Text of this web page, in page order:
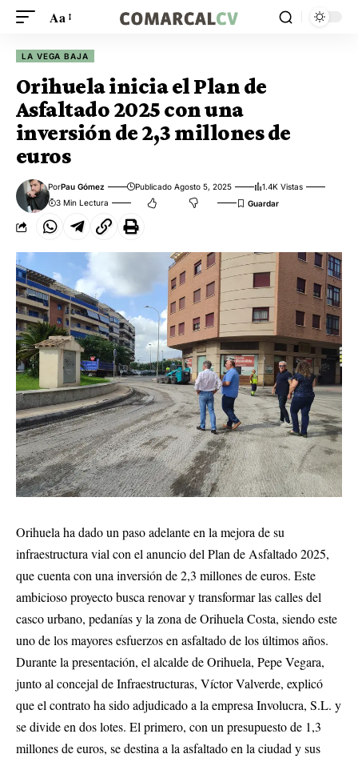
Aa
LA VEGA BAJA
Orihuela inicia el Plan de
Asfaltado 2025 con una
inversión de 2,3 millones de
euros
PorPau Gómez Publicado Agosto 5, 2025
1.4K Vistas
3 Min Lectura
Orihuela ha dado un paso adelante en la mejora de su
infraestructura vial con el anuncio del Plan de Asfaltado 2025,
que cuenta con una inversión de 2,3 millones de euros. Este
ambicioso proyecto busca renovar y transformar las calles del
casco urbano, pedanías y la zona de Orihuela Costa, siendo este
uno de los mayores esfuerzos en asfaltado de los últimos años.
Durante la presentación, el alcalde de Orihuela, Pepe Vegara,
junto al concejal de Infraestructuras, Víctor Valverde, explicó
que el contrato ha sido adjudicado a la empresa Involucra, S.L. y
se divide en dos lotes. El primero, con un presupuesto de 1,3
millones de euros, se destina a la asfaltado en la ciudad y sus